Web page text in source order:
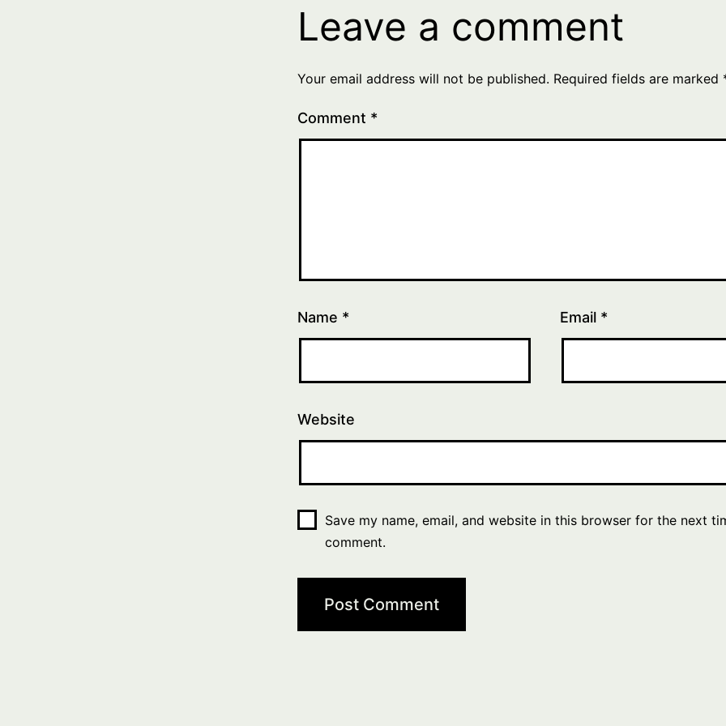
Leave a comment
Your email address will not be published. Required fields are marked
Comment *
Name * Email *
Website
Save my name, email, and website in this browser for the next
comment.